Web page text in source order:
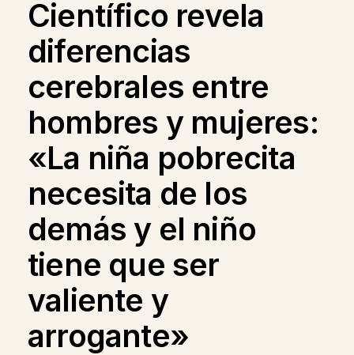
Científico revela
diferencias
cerebrales entre
hombres y mujeres:
«La niña pobrecita
necesita de los
demás y el niño
tiene que ser
valiente y
arrogante»